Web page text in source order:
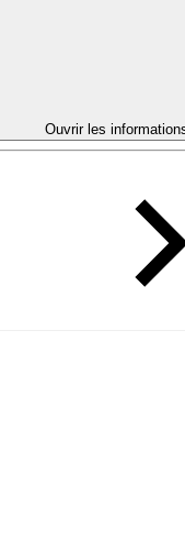
Ouvrir les